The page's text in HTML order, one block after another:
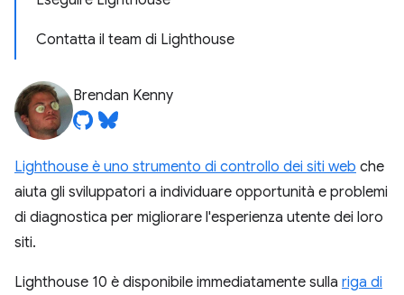
Contatta il team di Lighthouse
Brendan Kenny
Lighthouse è uno strumento di controllo dei siti web che
aiuta gli sviluppatori a individuare opportunità e problemi
di diagnostica per migliorare l'esperienza utente dei loro
siti.
Lighthouse 10 è disponibile immediatamente sulla riga di